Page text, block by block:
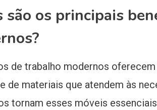
são os principais
de trabalho modernos
de materiais que atendem às
tornam esses móveis